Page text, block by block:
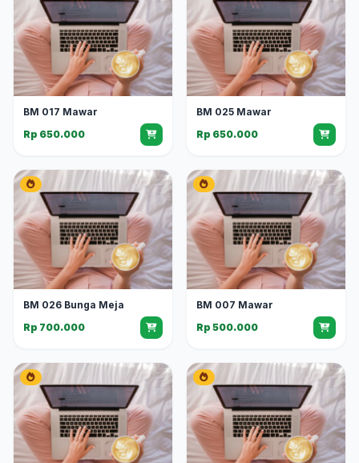
BM 017 Mawar
Rp 650.000
BM 025 Mawar
Rp 650.000
BM 026 Bunga Meja
Rp 700.000
BM 007 Mawar
Rp 500.000